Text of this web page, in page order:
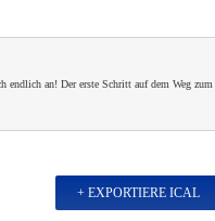
endlich an! Der erste Schritt auf dem Weg
+ EXPORTIERE ICAL